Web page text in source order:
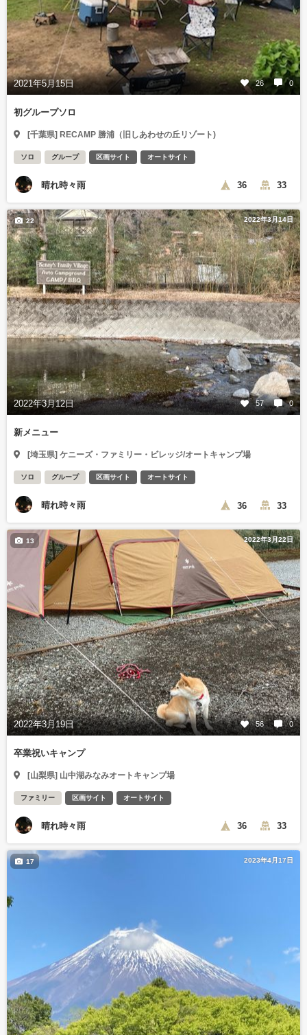
2021年5月15日 26 0
初グループソロ
[千葉県] RECAMP 勝浦（旧しあわせの丘リゾート)
ソロ グループ 区画サイト オートサイト
晴れ時々雨 36 33
2022年3月14日
2022年3月12日 57 0
22
新メニュー
[埼玉県] ケニーズ・ファミリー・ビレッジ/オートキャンプ場
ソロ グループ 区画サイト オートサイト
晴れ時々雨 36 33
2022年3月22日
2022年3月19日 56 0
13
卒業祝いキャンプ
[山梨県] 山中湖みなみオートキャンプ場
ファミリー 区画サイト オートサイト
晴れ時々雨 36 33
2023年4月17日
17